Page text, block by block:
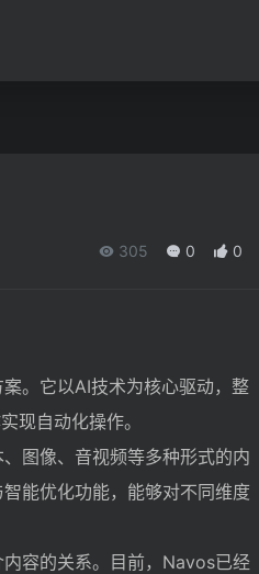
305 0 0
。它以AI技术为核心驱动，整
现自动化操作。
图像、音视频等多种形式的内
能优化功能，能够对不同维度
容的关系。目前，Navos已经